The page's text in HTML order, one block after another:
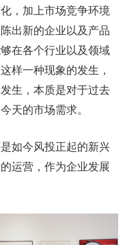
，加上市场竞争环境
出新的企业以及产品
在各个行业以及领域
样一种现象的发生，
生，本质是对于过去
天的市场需求。
如今风投正起的新兴
运营，作为企业发展